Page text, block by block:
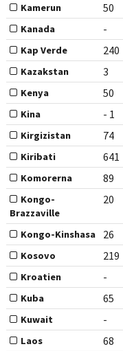
Kamerun 50
Kanada -
Kap Verde 240
Kazakstan 3
Kenya 50
Kina - 1
Kirgizistan 74
Kiribati 641
Komorerna 89
Kongo-
Brazzaville
20
Kongo-Kinshasa 26
Kosovo 219
Kroatien -
Kuba 65
Kuwait -
Laos 68